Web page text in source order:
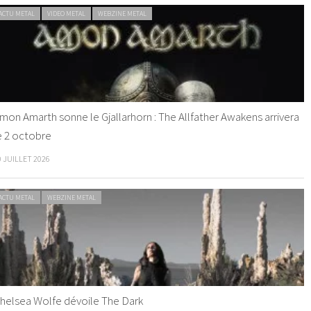
METAL VIDEO METAL WEBZINE METAL
Amarth sonne le Gjallarhorn : The Allfather Awakens arrivera
2 octobre
JUILLET 2026
METAL WEBZINE METAL
Wolfe dévoile The Dark